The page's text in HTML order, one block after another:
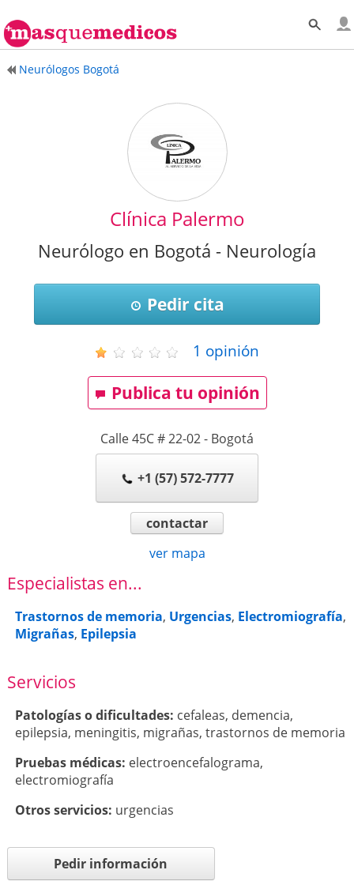
Neurólogos Bogotá
Clínica Palermo
Neurólogo en Bogotá - Neurología
Pedir cita
1 opinión
Publica tu opinión
Calle 45C # 22-02- Bogotá
+1 (57) 572-7777
contactar
ver mapa
Especialistas en...
Trastornos de memoria, Urgencias, Electromiografía,
Migrañas, Epilepsia
Servicios
Patologí­as o dificultades: cefaleas, demencia,
epilepsia, meningitis, migrañas, trastornos de memoria
Pruebas médicas: electroencefalograma,
electromiografía
Otros servicios: urgencias
Pedir información